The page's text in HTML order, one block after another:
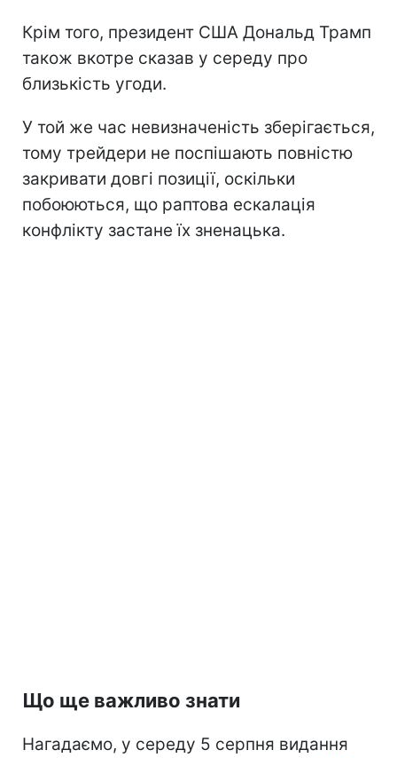
Крім того, президент США Дональд Трамп
також вкотре сказав у середу про
близькість угоди.
У той же час невизначеність зберігається,
тому трейдери не поспішають повністю
закривати довгі позиції, оскільки
побоюються, що раптова ескалація
конфлікту застане їх зненацька.
Що ще важливо знати
Нагадаємо, у середу 5 серпня видання